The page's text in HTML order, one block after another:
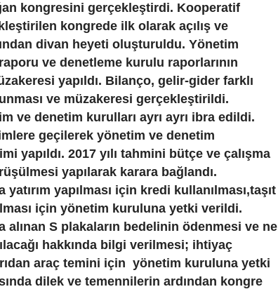
kongresini gerçekleştirdi. Kooperatif
kongrede ilk olarak açılış ve
divan heyeti oluşturuldu. Yönetim
ve denetleme kurulu raporlarının
yapıldı. Bilanço, gelir-gider farklı
ve müzakeresi gerçekleştirildi.
ve denetim kurulları ayrı ayrı ibra edildi.
geçilerek yönetim ve denetim
yapıldı. 2017 yılı tahmini bütçe ve çalışma
yapılarak karara bağlandı.
yatırım yapılması için kredi kullanılması,taşıt
için yönetim kuruluna yetki verildi.
alınan S plakaların bedelinin ödenmesi ve ne
hakkında bilgi verilmesi; ihtiyaç
araç temini için yönetim kuruluna yetki
dilek ve temennilerin ardından kongre